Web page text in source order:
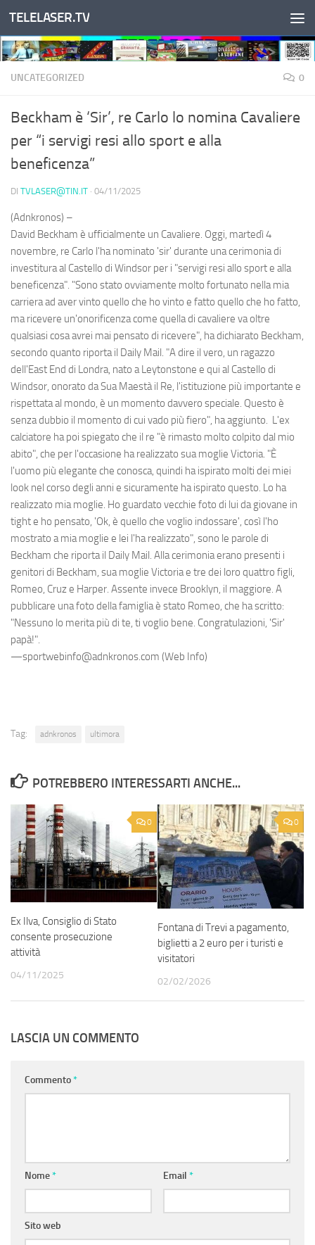
Salta al contenuto
TELELASER.TV
UNCATEGORIZED 0
Beckham è ‘Sir’, re Carlo lo nomina Cavaliere
per “i servigi resi allo sport e alla
beneficenza”
DI TVLASER@TIN.IT · 04/11/2025
(Adnkronos) –
David Beckham è ufficialmente un Cavaliere. Oggi, martedì 4
novembre, re Carlo l'ha nominato 'sir' durante una cerimonia di
investitura al Castello di Windsor per i "servigi resi allo sport e alla
beneficenza". "Sono stato ovviamente molto fortunato nella mia
carriera ad aver vinto quello che ho vinto e fatto quello che ho fatto,
ma ricevere un'onorificenza come quella di cavaliere va oltre
qualsiasi cosa avrei mai pensato di ricevere", ha dichiarato Beckham,
secondo quanto riporta il Daily Mail. "A dire il vero, un ragazzo
dell'East End di Londra, nato a Leytonstone e qui al Castello di
Windsor, onorato da Sua Maestà il Re, l'istituzione più importante e
rispettata al mondo, è un momento davvero speciale. Questo è
senza dubbio il momento di cui vado più fiero", ha aggiunto. L'ex
calciatore ha poi spiegato che il re "è rimasto molto colpito dal mio
abito", che per l'occasione ha realizzato sua moglie Victoria. "È
l'uomo più elegante che conosca, quindi ha ispirato molti dei miei
look nel corso degli anni e sicuramente ha ispirato questo. Lo ha
realizzato mia moglie. Ho guardato vecchie foto di lui da giovane in
tight e ho pensato, 'Ok, è quello che voglio indossare', così l'ho
mostrato a mia moglie e lei l'ha realizzato", sono le parole di
Beckham che riporta il Daily Mail. Alla cerimonia erano presenti i
genitori di Beckham, sua moglie Victoria e tre dei loro quattro figli,
Romeo, Cruz e Harper. Assente invece Brooklyn, il maggiore. A
pubblicare una foto della famiglia è stato Romeo, che ha scritto:
"Nessuno lo merita più di te, ti voglio bene. Congratulazioni, 'Sir'
papà!".
—sportwebinfo@adnkronos.com (Web Info)
Tag: adnkronos ultimora
POTREBBERO INTERESSARTI ANCHE...
0
Ex Ilva, Consiglio di Stato
consente prosecuzione
attività
04/11/2025
0
Fontana di Trevi a pagamento,
biglietti a 2 euro per i turisti e
visitatori
02/02/2026
LASCIA UN COMMENTO
Commento*
Nome* Email *
Sito web